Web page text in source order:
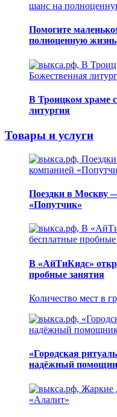
Помогите
полноценную жизнь
В Троицком храме
литургия
Товары и услуги
Поездки в Москву
«Попутчик»
В «АйТиКидс»
пробные занятия
Количество мест в
«Городская
надёжный